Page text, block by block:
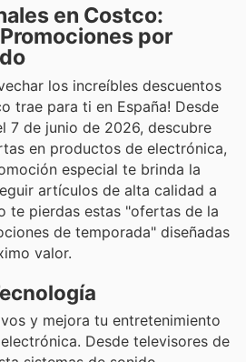
en Costco:
por
los increíbles descuentos
trae para ti en España! Desde
7 de junio de 2026, descubre
en productos de electrónica,
especial te brinda la
artículos de alta calidad a
te pierdas estas "ofertas de la
de temporada" diseñadas
valor.
y mejora tu entretenimiento
Desde televisores de